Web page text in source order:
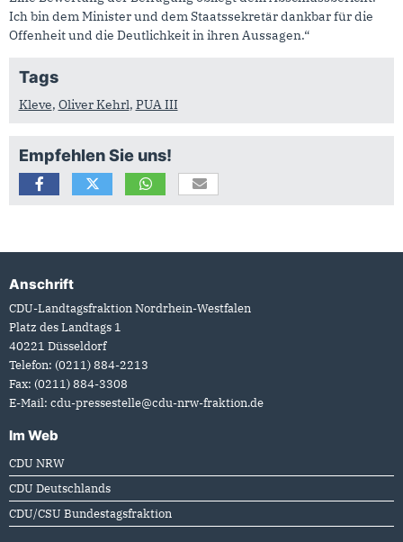
Ich bin dem Minister und dem Staatssekretär dankbar für die
Offenheit und die Deutlichkeit in ihren Aussagen.“
Tags
Kleve, Oliver Kehrl, PUA III
Empfehlen Sie uns!
Fußbereich
Anschrift
CDU-Landtagsfraktion Nordrhein-Westfalen
Platz des Landtags 1
40221 Düsseldorf
Telefon: (0211) 884-2213
Fax: (0211) 884-3308
E-Mail: cdu-pressestelle@cdu-nrw-fraktion.de
Im Web
CDU NRW
CDU Deutschlands
CDU/CSU Bundestagsfraktion